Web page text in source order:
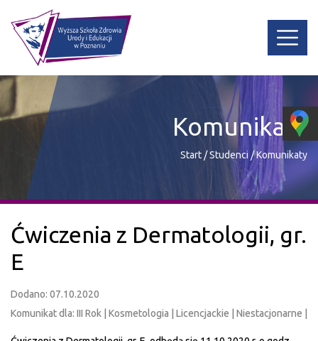
Komunikaty
Start/Studenci /Komunikaty
Ćwiczenia z Dermatologii, gr.
E
Dodano: 07.10.2020
Komunikat dla: III Rok | Kosmetologia | Licencjackie | Niestacjonarne |